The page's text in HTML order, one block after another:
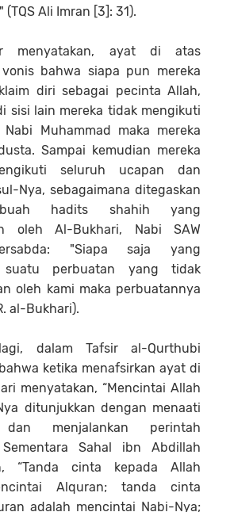
(TQS Ali Imran [3]: 31).
menyatakan, ayat di atas
bahwa siapa pun mereka
diri sebagai pecinta Allah,
sisi lain mereka tidak mengikuti
Muhammad maka mereka
Sampai kemudian mereka
seluruh ucapan dan
Nya, sebagaimana ditegaskan
hadits shahih yang
oleh Al-Bukhari, Nabi SAW
"Siapa saja yang
suatu perbuatan yang tidak
oleh kami maka perbuatannya
al-Bukhari).
dalam Tafsir al-Qurthubi
ketika menafsirkan ayat di
menyatakan, “Mencintai Allah
ditunjukkan dengan menaati
dan menjalankan perintah
Sementara Sahal ibn Abdillah
“Tanda cinta kepada Allah
Alquran; tanda cinta
adalah mencintai Nabi-Nya;